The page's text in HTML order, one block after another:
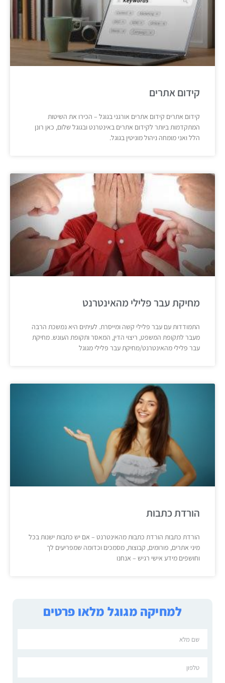
למחיקה מגוגל מלאו פרטים
קידום אתרים
קידום אתרים קידום אתרים אורגני בגוגל – הכירו את השיטות
המתקדמות ביותר לקידום אתרים באינטרנט ובגוגל שלום, כאן רונן
הלל ואני מומחה ניהול מוניטין בגוגל.
מחיקת עבר פלילי מהאינטרנט
התמודדות עם עבר פלילי קשה ומייסרת. לעיתים היא נמשכת הרבה
מעבר לתקופת המשפט, ריצוי הדין, המאסר ותקופת העונש. מחיקת
עבר פלילי מהאינטרנט/מחיקת עבר פלילי מגוגל
הורדת כתבות
הורדת כתבות הורדת כתבות מהאינטרנט – אם יש כתבות ישנות בכל
מיני אתרים, פורומים, קבוצות, מסמכים וכדומה שמפריעים לך
וחושפים מידע אישי רגיש – אנחנו